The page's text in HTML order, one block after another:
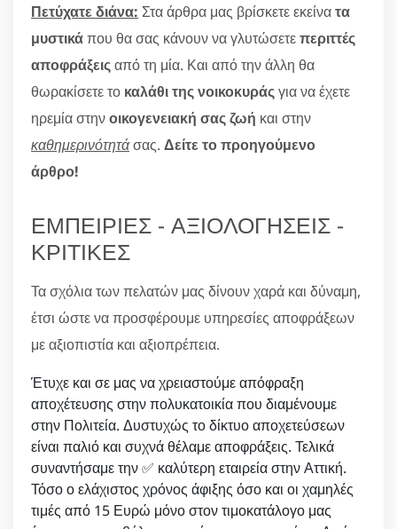
Πετύχατε διάνα: Στα άρθρα μας βρίσκετε εκείνατα
μυστικάπου θα σας κάνουν να γλυτώσετεπεριττές
αποφράξειςαπό τη μία. Και από την άλλη θα
θωρακίσετε το καλάθι της νοικοκυράςγια να έχετε
ηρεμία στηνοικογενειακή σας ζωή και στην
καθημερινότητάσας. Δείτε το προηγούμενο
άρθρο!
ΕΜΠΕΙΡΙΕΣ - ΑΞΙΟΛΟΓΗΣΕΙΣ -
ΚΡΙΤΙΚΕΣ
Τα σχόλια των πελατών μας δίνουν χαρά και δύναμη,
έτσι ώστε να προσφέρουμε υπηρεσίες αποφράξεων
με αξιοπιστία και αξιοπρέπεια.
Έτυχε και σε μας να χρειαστούμε απόφραξη
αποχέτευσης στην πολυκατοικία που διαμένουμε
στην Πολιτεία. Δυστυχώς το δίκτυο αποχετεύσεων
είναι παλιό και συχνά θέλαμε αποφράξεις. Τελικά
συναντήσαμε την ✅ καλύτερη εταιρεία στην Αττική.
Τόσο ο ελάχιστος χρόνος άφιξης όσο και οι χαμηλές
τιμές από 15 Ευρώ μόνο στον τιμοκατάλογο μας